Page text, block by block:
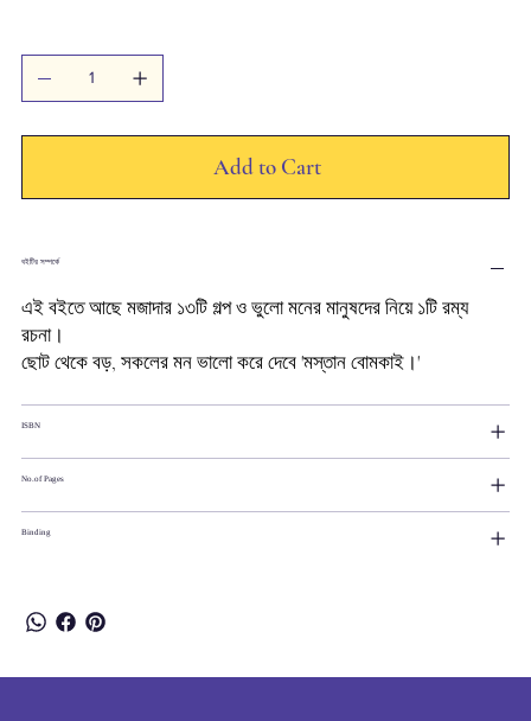
Add to Cart
বইটির সম্পর্কে
এই বইতে আছে মজাদার ১৩টি গল্প ও ভুলো মনের মানুষদের নিয়ে ১টি রম্য
রচনা।
ছোট থেকে বড়, সকলের মন ভালো করে দেবে 'মস্তান বোমকাই।'
ISBN
No.of Pages
Binding